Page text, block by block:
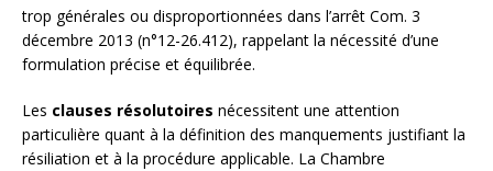
trop générales ou disproportionnées dans l’arrêt Com. 3
décembre 2013 (n°12-26.412), rappelant la nécessité d’une
formulation précise et équilibrée.
Les clauses résolutoires nécessitent une attention
particulière quant à la définition des manquements justifiant la
résiliation et à la procédure applicable. La Chambre